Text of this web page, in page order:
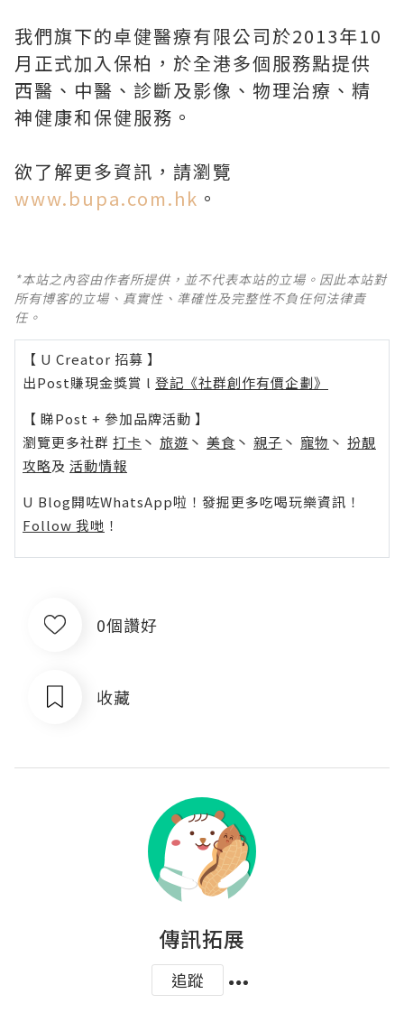
我們旗下的卓健醫療有限公司於2013年10
月正式加入保柏，於全港多個服務點提供
西醫、中醫、診斷及影像、物理治療、精
神健康和保健服務。
欲了解更多資訊，請瀏覽
www.bupa.com.hk 。
*本站之內容由作者所提供，並不代表本站的立場。因此本站對
所有博客的立場、真實性、準確性及完整性不負任何法律責
任。
【 U Creator 招募 】
出Post賺現金獎賞 l 登記《社群創作有價企劃》
【 睇Post + 參加品牌活動 】
瀏覽更多社群 打卡 丶 旅遊 丶 美食 丶 親子 丶 寵物 丶 扮靚
攻略及 活動情報
U Blog開咗WhatsApp啦！發掘更多吃喝玩樂資訊！
Follow 我哋 ！
0個讚好
收藏
傳訊拓展
追蹤